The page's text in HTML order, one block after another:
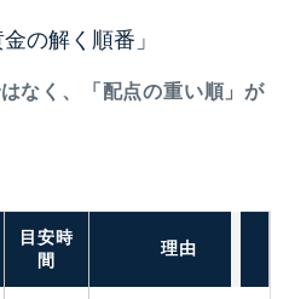
の解く順番」
なく、「配点の重い順」が
目安時
間
理由
・格言・カッコい
ズ集